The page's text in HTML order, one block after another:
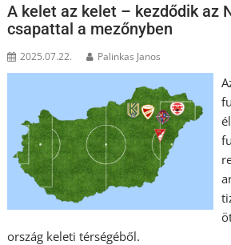
A kelet az kelet – kezdődik az
csapattal a mezőnyben
2025.07.22. Palinkas Janos
ország keleti térségéből.